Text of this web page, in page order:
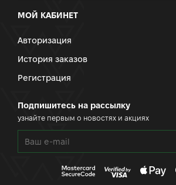
МОЙ КАБИНЕТ
Авторизация
История заказов
Регистрация
Подпишитесь на рассылку
узнайте первым о новостях и акциях